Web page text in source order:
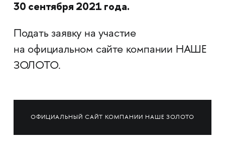
30 сентября 2021 года.
Подать заявку на участие
на официальном сайте компании НАШЕ
ЗОЛОТО.
ОФИЦИАЛЬНЫЙ САЙТ КОМПАНИИ НАШЕ ЗОЛОТО